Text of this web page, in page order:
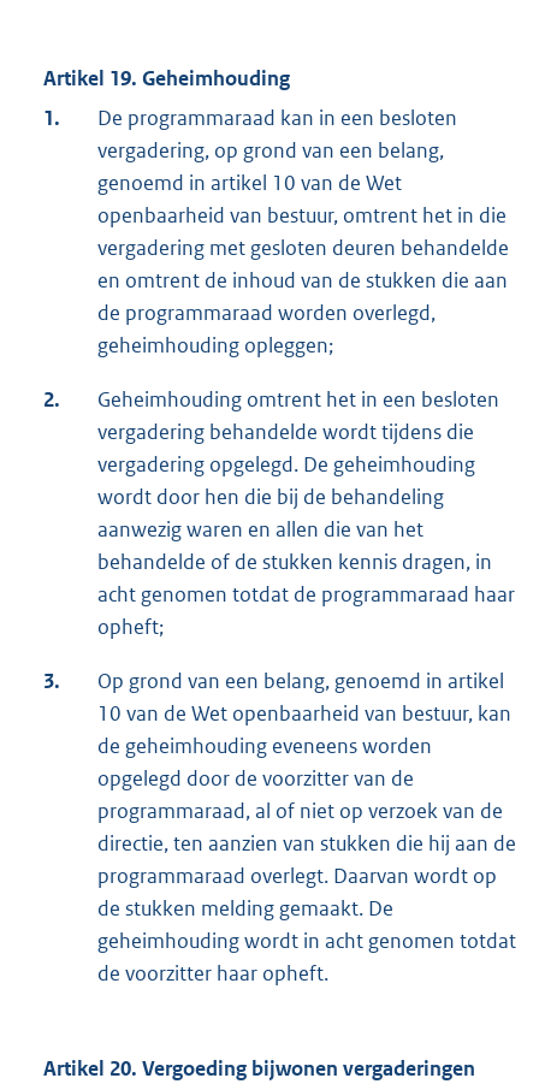
Artikel 19. Geheimhouding
1.
De programmaraad kan in een besloten
vergadering, op grond van een belang,
genoemd in artikel 10 van de Wet
openbaarheid van bestuur, omtrent het in die
vergadering met gesloten deuren behandelde
en omtrent de inhoud van de stukken die aan
de programmaraad worden overlegd,
geheimhouding opleggen;
2.
Geheimhouding omtrent het in een besloten
vergadering behandelde wordt tijdens die
vergadering opgelegd. De geheimhouding
wordt door hen die bij de behandeling
aanwezig waren en allen die van het
behandelde of de stukken kennis dragen, in
acht genomen totdat de programmaraad haar
opheft;
3.
Op grond van een belang, genoemd in artikel
10 van de Wet openbaarheid van bestuur, kan
de geheimhouding eveneens worden
opgelegd door de voorzitter van de
programmaraad, al of niet op verzoek van de
directie, ten aanzien van stukken die hij aan de
programmaraad overlegt. Daarvan wordt op
de stukken melding gemaakt. De
geheimhouding wordt in acht genomen totdat
de voorzitter haar opheft.
Artikel 20. Vergoeding bijwonen vergaderingen